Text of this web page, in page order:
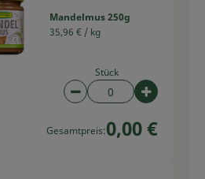
Mandelmus 250g
35,96 € / kg
Stück
Artikelanzahl
Gesamtpreis:0,00 €